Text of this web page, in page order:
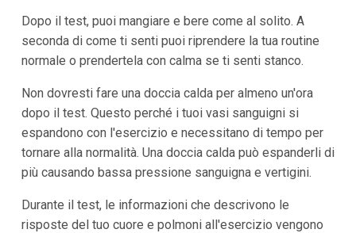
Dopo il test, puoi mangiare e bere come al solito. A
seconda di come ti senti puoi riprendere la tua routine
normale o prendertela con calma se ti senti stanco.
Non dovresti fare una doccia calda per almeno un'ora
dopo il test. Questo perché i tuoi vasi sanguigni si
espandono con l'esercizio e necessitano di tempo per
tornare alla normalità. Una doccia calda può espanderli di
più causando bassa pressione sanguigna e vertigini.
Durante il test, le informazioni che descrivono le
risposte del tuo cuore e polmoni all'esercizio vengono